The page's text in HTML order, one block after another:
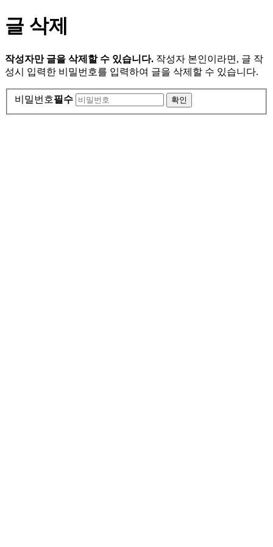
글 삭제
작성자만 글을 삭제할 수 있습니다. 작성자 본인이라면, 글 작
성시 입력한 비밀번호를 입력하여 글을 삭제할 수 있습니다.
비밀번호필수